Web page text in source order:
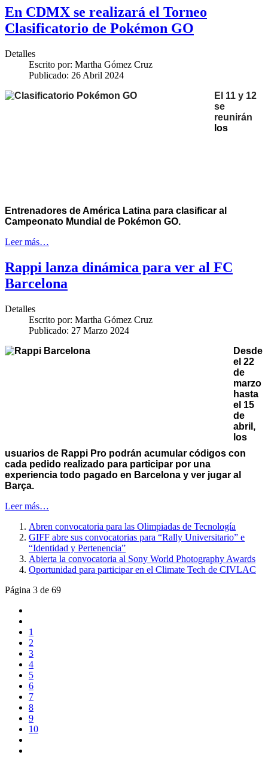
En CDMX se realizará el Torneo
Clasificatorio de Pokémon GO
Detalles
Escrito por: Martha Gómez Cruz
Publicado: 26 Abril 2024
El 11 y 12
se
reunirán
los
Entrenadores de América Latina para clasificar al
Campeonato Mundial de Pokémon GO.
Leer más…
Rappi lanza dinámica para ver al FC
Barcelona
Detalles
Escrito por: Martha Gómez Cruz
Publicado: 27 Marzo 2024
Desde
el 22
de
marzo
hasta
el 15
de
abril,
los
usuarios de Rappi Pro podrán acumular códigos con
cada pedido realizado para participar por una
experiencia todo pagado en Barcelona y ver jugar al
Barça.
Leer más…
Abren convocatoria para las Olimpiadas de Tecnología
GIFF abre sus convocatorias para “Rally Universitario” e
“Identidad y Pertenencia”
Abierta la convocatoria al Sony World Photography Awards
Oportunidad para participar en el Climate Tech de CIVLAC
Página 3 de 69
1
2
3
4
5
6
7
8
9
10